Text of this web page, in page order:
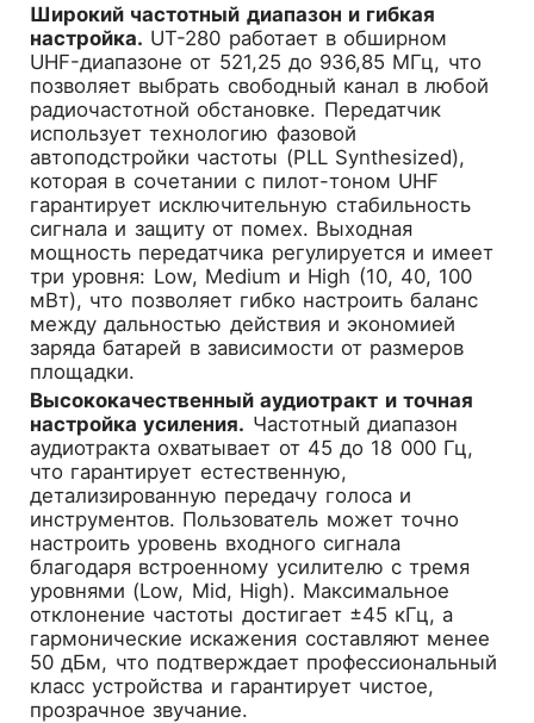
Широкий частотный диапазон и гибкая
настройка. UT-280 работает в обширном
UHF-диапазоне от 521,25 до 936,85 МГц, что
позволяет выбрать свободный канал в любой
радиочастотной обстановке. Передатчик
использует технологию фазовой
автоподстройки частоты (PLL Synthesized),
которая в сочетании с пилот-тоном UHF
гарантирует исключительную стабильность
сигнала и защиту от помех. Выходная
мощность передатчика регулируется и имеет
три уровня: Low, Medium и High (10, 40, 100
мВт), что позволяет гибко настроить баланс
между дальностью действия и экономией
заряда батарей в зависимости от размеров
площадки.
Высококачественный аудиотракт и точная
настройка усиления. Частотный диапазон
аудиотракта охватывает от 45 до 18 000 Гц,
что гарантирует естественную,
детализированную передачу голоса и
инструментов. Пользователь может точно
настроить уровень входного сигнала
благодаря встроенному усилителю с тремя
уровнями (Low, Mid, High). Максимальное
отклонение частоты достигает ±45 кГц, а
гармонические искажения составляют менее
50 дБм, что подтверждает профессиональный
класс устройства и гарантирует чистое,
прозрачное звучание.